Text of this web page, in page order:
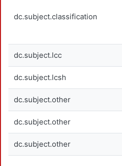
dc.subject.classification
dc.subject.lcc
dc.subject.lcsh
dc.subject.other
dc.subject.other
dc.subject.other